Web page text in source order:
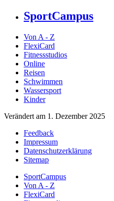
SportCampus
Von A - Z
FlexiCard
Fitnessstudios
Online
Reisen
Schwimmen
Wassersport
Kinder
Verändert am 1. Dezember 2025
Feedback
Impressum
Datenschutzerklärung
Sitemap
SportCampus
Von A - Z
FlexiCard